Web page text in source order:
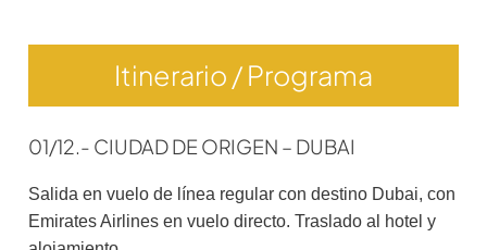
Itinerario / Programa
01/12.- CIUDAD DE ORIGEN – DUBAI
Salida en vuelo de línea regular con destino Dubai, con
Emirates Airlines en vuelo directo. Traslado al hotel y